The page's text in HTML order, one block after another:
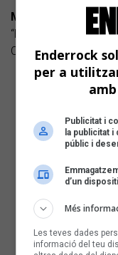
MIQUEL
“El misteri de qui
Cançó d'autor
Enderrock
per a
Publicitat i
la publicitat
públic i
d’un
Més
Les teves dades
informació del teu